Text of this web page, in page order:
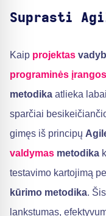
Suprasti
Kaip projektas
programinės
metodika atlieka
sparčiai
gimęs iš principų
valdymas metodika
testavimo kartojimą
kūrimo metodika. Šis
lankstumas,